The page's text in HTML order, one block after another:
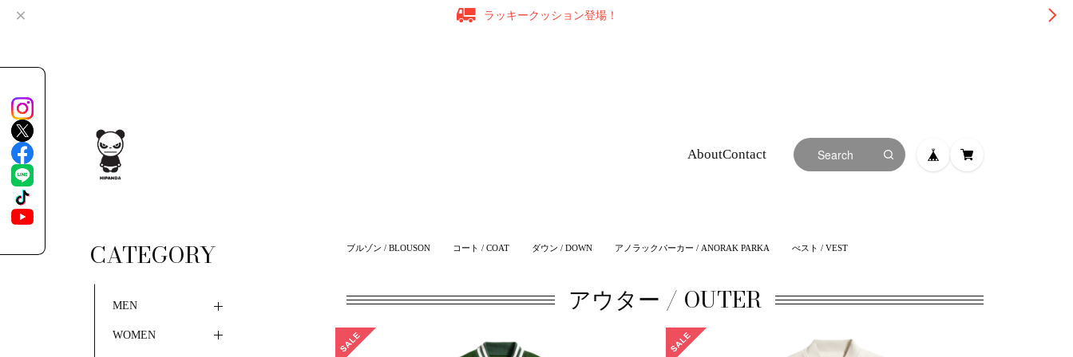
ラッキークッション登場！
AboutContact
ブルゾン / BLOUSON コート / COAT ダウン / DOWN アノラックパーカー / ANORAK PARKA べスト / VEST
アウター / OUTER
CATEGORY
MEN
WOMEN